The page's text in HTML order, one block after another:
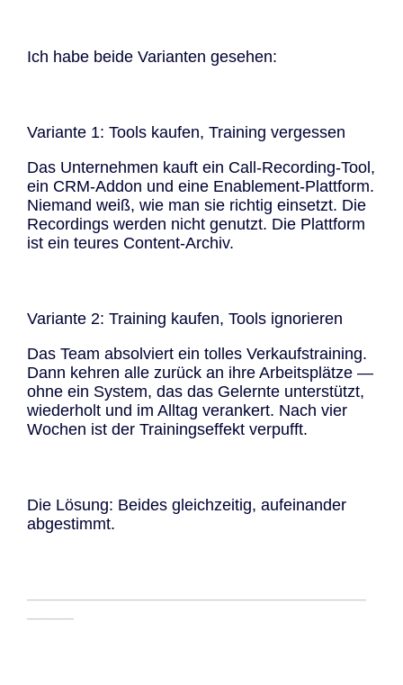
Ich habe beide Varianten gesehen:
Variante 1: Tools kaufen, Training vergessen
Das Unternehmen kauft ein Call-Recording-Tool,
ein CRM-Addon und eine Enablement-Plattform.
Niemand weiß, wie man sie richtig einsetzt. Die
Recordings werden nicht genutzt. Die Plattform
ist ein teures Content-Archiv.
Variante 2: Training kaufen, Tools ignorieren
Das Team absolviert ein tolles Verkaufstraining.
Dann kehren alle zurück an ihre Arbeitsplätze —
ohne ein System, das das Gelernte unterstützt,
wiederholt und im Alltag verankert. Nach vier
Wochen ist der Trainingseffekt verpufft.
Die Lösung: Beides gleichzeitig, aufeinander
abgestimmt.
─────────────────────────────
────